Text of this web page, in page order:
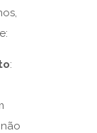
: